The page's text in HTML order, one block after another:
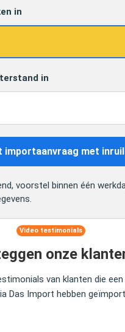
in
in
importaanvraag met inruil
voorstel binnen één
Video testimonials
onze
van klanten die
Das Import hebben